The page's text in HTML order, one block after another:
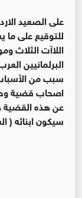
على الصعيد
للتوقيع على ما
اللاآت الثلاث
اصحاب قضية
عن هذه القضية
سيكون ابنائه (